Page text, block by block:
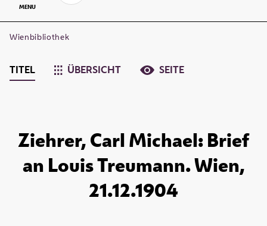
MENU
Wienbibliothek
TITEL ÜBERSICHT SEITE
Ziehrer, Carl Michael: Brief
an Louis Treumann. Wien,
21.12.1904